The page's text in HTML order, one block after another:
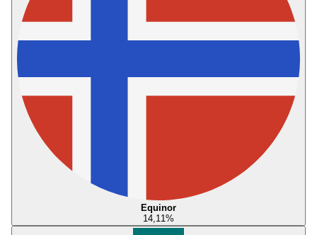
Equinor
14,11%